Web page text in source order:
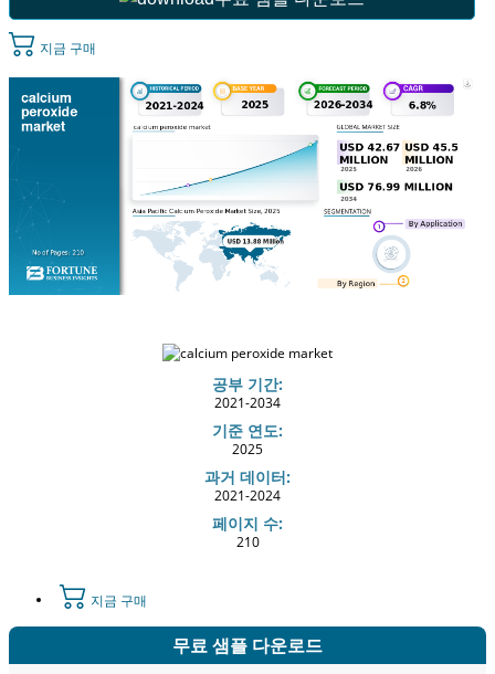
지금 구매
공부 기간:
2021-2034
기준 연도:
2025
과거 데이터:
2021-2024
페이지 수:
210
지금 구매
무료 샘플 다운로드